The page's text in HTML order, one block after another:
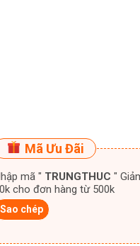
Mã Ưu Đãi
mã " TRUNGTHUC " Giảm giá
cho đơn hàng từ 500k
Sao chép